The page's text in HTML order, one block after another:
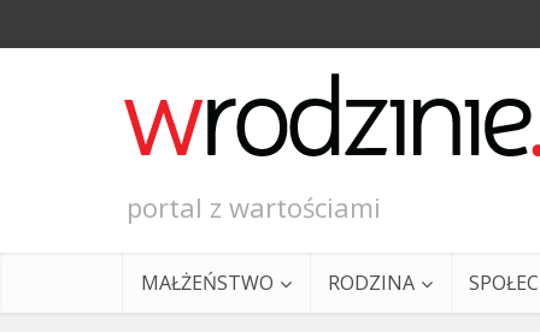
portal z wartościami
MAŁŻEŃSTWO RODZINA